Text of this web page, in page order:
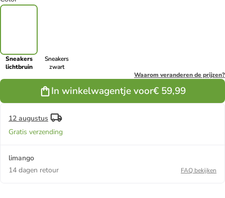
Sneakers
lichtbruin
Sneakers
zwart
Waarom veranderen de prijzen?
In winkelwagentje voor€ 59,99
12 augustus
Gratis verzending
limango
14 dagen retour
FAQ bekijken